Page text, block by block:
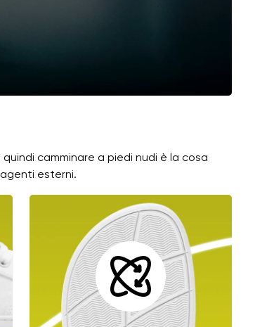
camminare a piedi nudi è la cosa
esterni.